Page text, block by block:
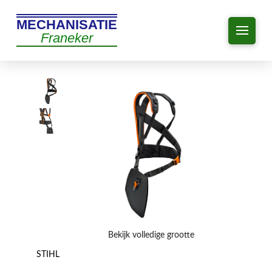
MECHANISATIE
Franeker
Bekijk volledige grootte
STIHL